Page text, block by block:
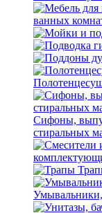
ванных
Сифоны,
стиральных